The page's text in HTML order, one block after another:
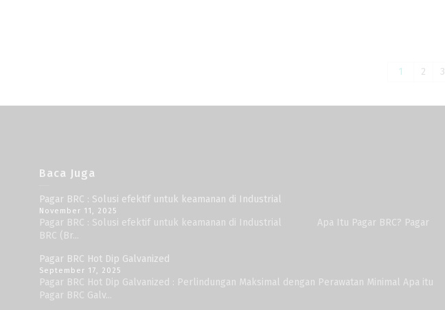
1 2 3
Baca Juga
Pagar BRC : Solusi efektif untuk keamanan di Industrial
November 11, 2025
Pagar BRC : Solusi efektif untuk keamanan di Industrial Apa Itu Pagar BRC? Pagar
BRC (Br...
Pagar BRC Hot Dip Galvanized
September 17, 2025
Pagar BRC Hot Dip Galvanized : Perlindungan Maksimal dengan Perawatan Minimal Apa itu
Pagar BRC Galv...